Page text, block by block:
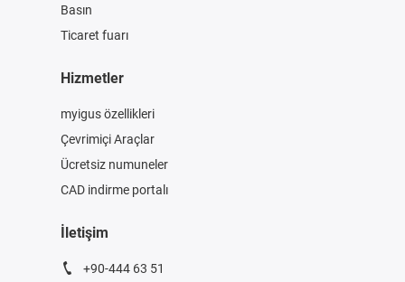
Basın
Ticaret fuarı
Hizmetler
myigus özellikleri
Çevrimiçi Araçlar
Ücretsiz numuneler
CAD indirme portalı
İletişim
+90-444 63 51